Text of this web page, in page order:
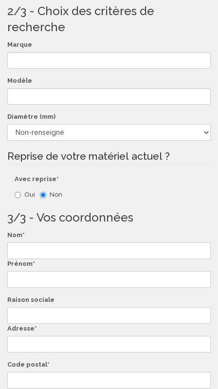
2/3 - Choix des critères de
recherche
Marque
Modèle
Diamètre (mm)
Reprise de votre matériel actuel ?
Avec reprise*
Oui Non
3/3 - Vos coordonnées
Nom
Prénom
Raison sociale
Adresse
Code postal